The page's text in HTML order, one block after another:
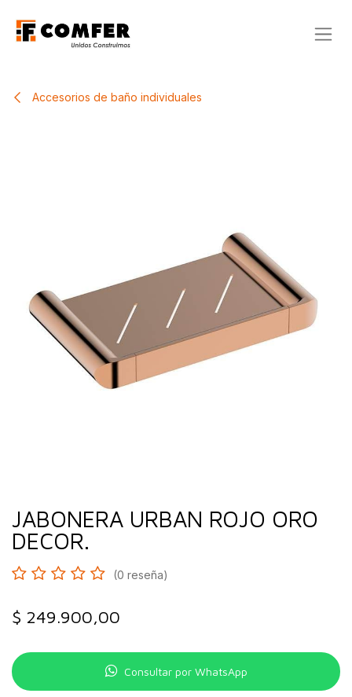
Accesorios de baño individuales
JABONERA URBAN ROJO ORO
DECOR.
(0 reseña)
$ 249.900,00
Consultar por WhatsApp